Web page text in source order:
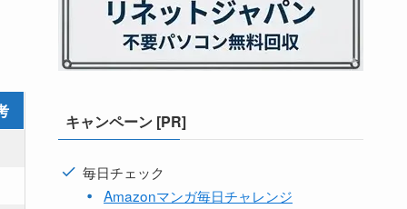
キャンペーン [PR]
毎日チェック
Amazonマンガ毎日チャレンジ